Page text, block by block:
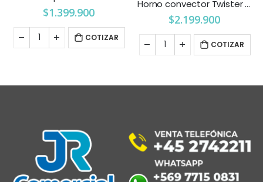
$1.399.900
COTIZAR
Horno convector Twister a gas 5 bandejas Pareti-Kitchenette
$2.199.900
COTIZAR